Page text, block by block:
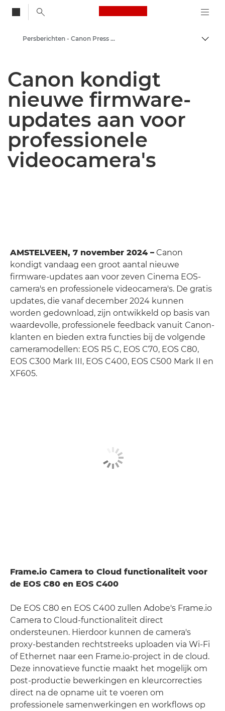
Canon Logo, back
Press Centre
Persberichten - Canon Press Centre
Canon kondigt
nieuwe firmware-
updates aan voor
professionele
videocamera's
AMSTELVEEN, 7 november 2024 – Canon
kondigt vandaag een groot aantal nieuwe
firmware-updates aan voor zeven Cinema EOS-
camera's en professionele videocamera's. De gratis
updates, die vanaf december 2024 kunnen
worden gedownload, zijn ontwikkeld op basis van
waardevolle, professionele feedback vanuit Canon-
klanten en bieden extra functies bij de volgende
cameramodellen: EOS R5 C, EOS C70, EOS C80,
EOS C300 Mark III, EOS C400, EOS C500 Mark II en
XF605.
Frame.io Camera to Cloud functionaliteit voor
de EOS C80 en EOS C400
De EOS C80 en EOS C400 zullen Adobe's Frame.io
Camera to Cloud-functionaliteit direct
ondersteunen. Hierdoor kunnen de camera's
proxy-bestanden rechtstreeks uploaden via Wi-Fi
of Ethernet naar een Frame.io-project in de cloud.
Deze innovatieve functie maakt het mogelijk om
post-productie bewerkingen en kleurcorrecties
direct na de opname uit te voeren om
professionele samenwerkingen en workflows op